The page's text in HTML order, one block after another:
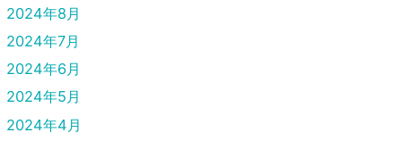
2024年8月
2024年7月
2024年6月
2024年5月
2024年4月